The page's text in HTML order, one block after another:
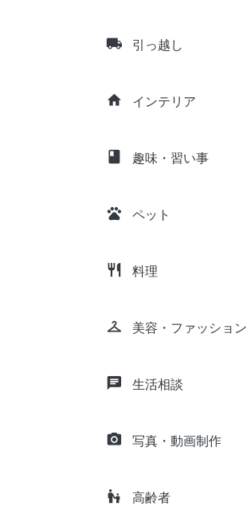
local_shipping 引っ越し
home インテリア
class 趣味・習い事
pets ペット
restaurant 料理
checkroom 美容・ファッション
chat 生活相談
camera_alt 写真・動画制作
escalator_warning 高齢者